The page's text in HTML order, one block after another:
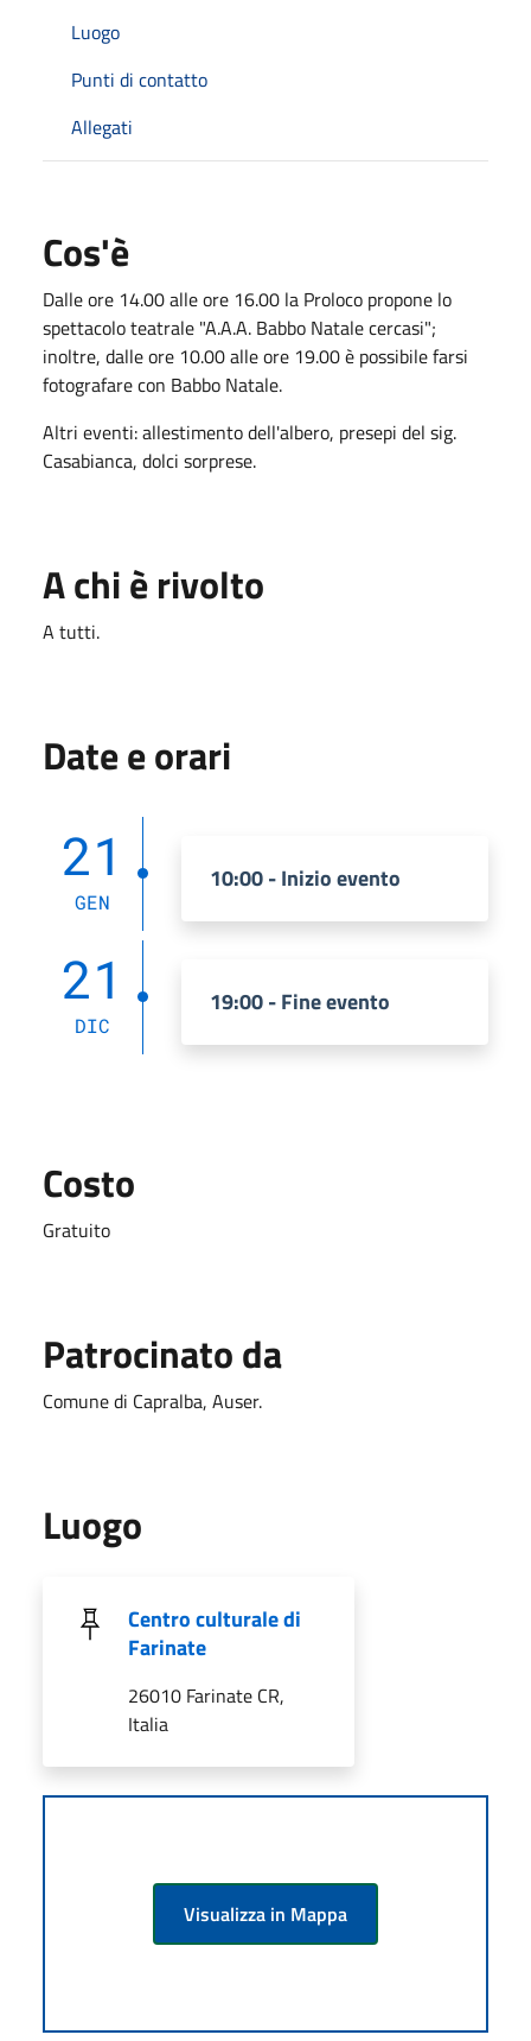
Luogo
Punti di contatto
Allegati
Cos'è
Dalle ore 14.00 alle ore 16.00 la Proloco propone lo
spettacolo teatrale "A.A.A. Babbo Natale cercasi";
inoltre, dalle ore 10.00 alle ore 19.00 è possibile farsi
fotografare con Babbo Natale.
Altri eventi: allestimento dell'albero, presepi del sig.
Casabianca, dolci sorprese.
A chi è rivolto
A tutti.
Date e orari
21
GEN
10:00 - Inizio evento
21
DIC
19:00 - Fine evento
Costo
Gratuito
Patrocinato da
Comune di Capralba, Auser.
Luogo
Centro culturale di
Farinate
26010 Farinate CR,
Italia
Visualizza in Mappa